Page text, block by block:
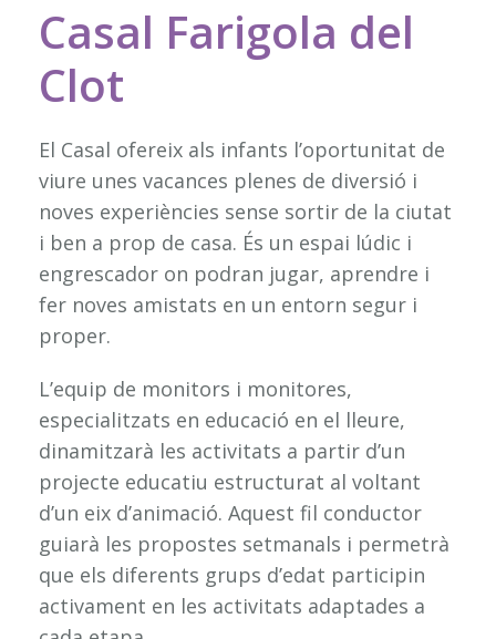
Casal Farigola del
Clot
El Casal ofereix als infants l’oportunitat de
viure unes vacances plenes de diversió i
noves experiències sense sortir de la ciutat
i ben a prop de casa. És un espai lúdic i
engrescador on podran jugar, aprendre i
fer noves amistats en un entorn segur i
proper.
L’equip de monitors i monitores,
especialitzats en educació en el lleure,
dinamitzarà les activitats a partir d’un
projecte educatiu estructurat al voltant
d’un eix d’animació. Aquest fil conductor
guiarà les propostes setmanals i permetrà
que els diferents grups d’edat participin
activament en les activitats adaptades a